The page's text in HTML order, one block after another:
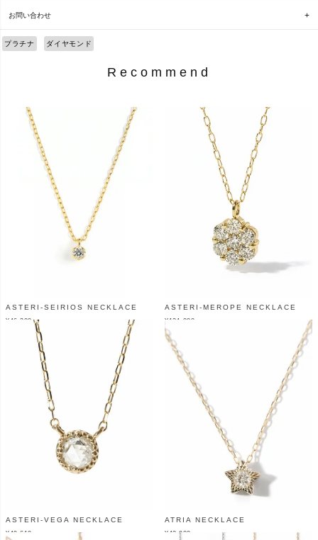
お問い合わせ
プラチナ ダイヤモンド
Recommend
ASTERI-SEIRIOS NECKLACE
¥ 46,200 （税込）
ASTERI-MEROPE NECKLACE
¥ 121,000
ASTERI-VEGA NECKLACE
¥ 49,610
ATRIA NECKLACE
¥ 42,900